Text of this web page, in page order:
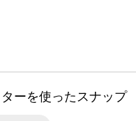
ーを使ったスナップ